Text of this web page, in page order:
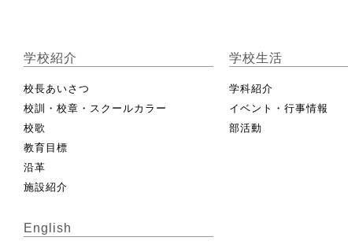
学校紹介
校長あいさつ
校訓・校章・スクールカラー
校歌
教育目標
沿革
施設紹介
学校生活
学科紹介
イベント・行事情報
部活動
English